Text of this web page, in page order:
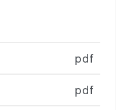
pdf
pdf